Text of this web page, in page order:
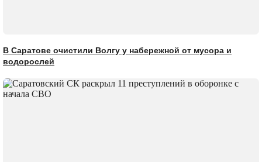
В Саратове очистили Волгу у набережной от мусора и
водорослей